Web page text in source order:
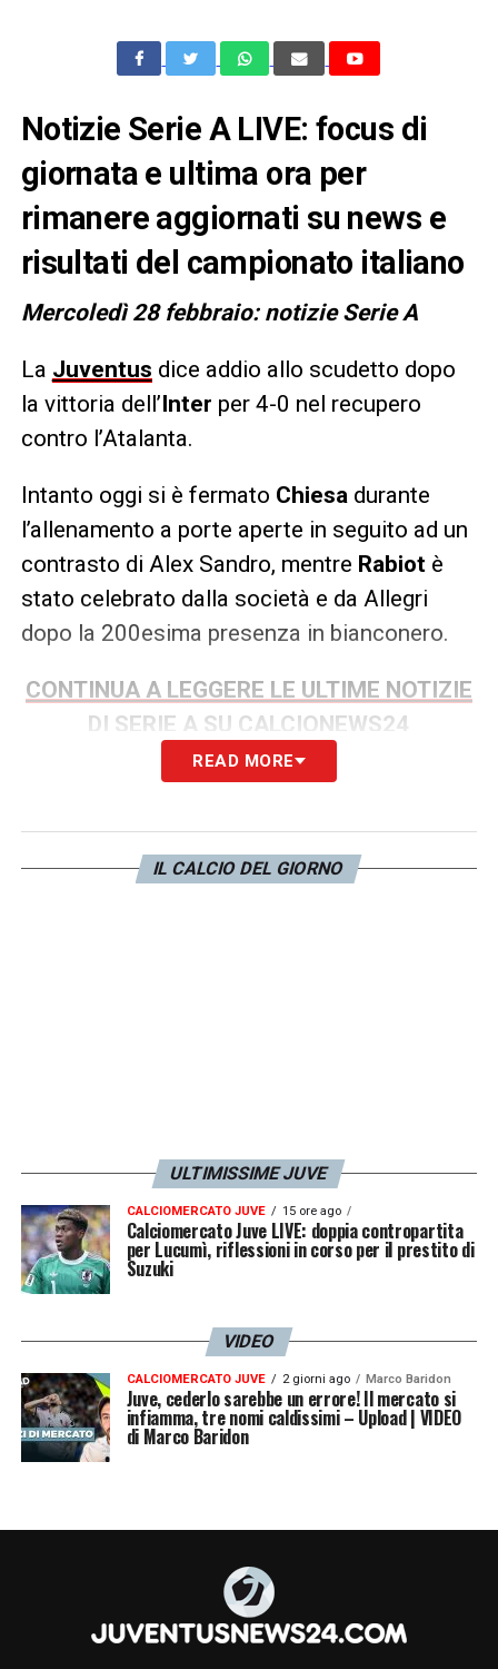
Notizie Serie A LIVE: focus di
giornata e ultima ora per
rimanere aggiornati su news e
risultati del campionato italiano
Mercoledì 28 febbraio: notizie Serie A
La Juventus dice addio allo scudetto dopo
la vittoria dell’Inter per 4-0 nel recupero
contro l’Atalanta.
Intanto oggi si è fermato Chiesadurante
l’allenamento a porte aperte in seguito ad un
contrasto di Alex Sandro, mentre Rabiot è
stato celebrato dalla società e da Allegri
dopo la 200esima presenza in bianconero.
CONTINUA A LEGGERE LE ULTIME NOTIZIE
DI SERIE A SU CALCIONEWS24
READ MORE
IL CALCIO DEL GIORNO
ULTIMISSIME JUVE
CALCIOMERCATO JUVE 15 ore ago
Calciomercato Juve LIVE: doppia contropartita
per Lucumì, riflessioni in corso per il prestito di
Suzuki
VIDEO
CALCIOMERCATO JUVE 2 giorni ago Marco Baridon
Juve, cederlo sarebbe un errore! Il mercato si
infiamma, tre nomi caldissimi – Upload | VIDEO
di Marco Baridon